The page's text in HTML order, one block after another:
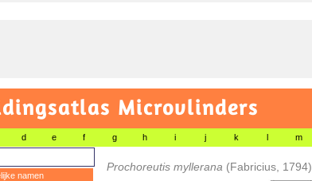
Microvlinders
d e f g h i j k l m
namen
Prochoreutis myllerana (Fabricius, 1794)